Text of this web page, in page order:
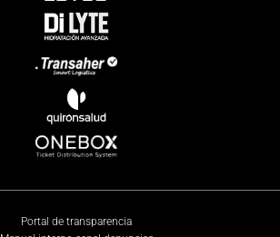
Portal de transparencia